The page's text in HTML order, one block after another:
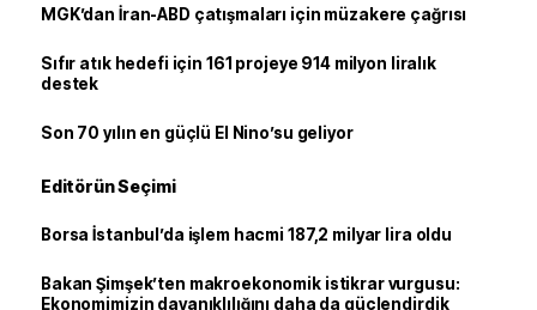
MGK’dan İran-ABD çatışmaları için müzakere çağrısı
Sıfır atık hedefi için 161 projeye 914 milyon liralık
destek
Son 70 yılın en güçlü El Nino’su geliyor
Editörün Seçimi
Borsa İstanbul’da işlem hacmi 187,2 milyar lira oldu
Bakan Şimşek’ten makroekonomik istikrar vurgusu:
Ekonomimizin dayanıklılığını daha da güçlendirdik